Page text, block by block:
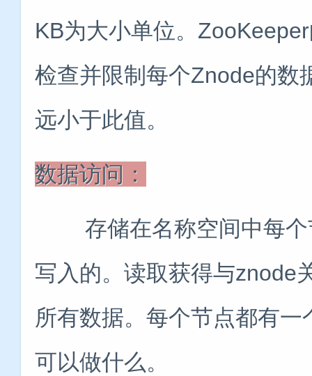
KB为大小单位。
检查并限制每个Znode的数
远小于此值。
数据访问：
存储在名称空间中每个
写入的。读取获得与znode
所有数据。每个节点都有
可以做什么。